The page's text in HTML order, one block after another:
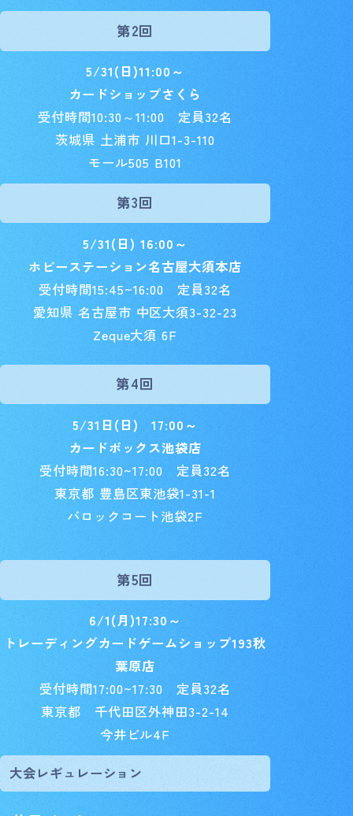
第2回
5/31(日)11:00～
カードショップさくら
受付時間10:30～11:00 定員32名
茨城県 土浦市 川口1-3-110
モール505 B101
第3回
5/31(日) 16:00～
ホビーステーション名古屋大須本店
受付時間15:45~16:00 定員32名
愛知県 名古屋市 中区大須3-32-23
Zeque大須 6F
第4回
5/31日(日) 17:00～
カードボックス池袋店
受付時間16:30~17:00 定員32名
東京都 豊島区東池袋1-31-1
バロックコート池袋2F
第5回
6/1(月)17:30～
トレーディングカードゲームショップ193秋
葉原店
受付時間17:00~17:30 定員32名
東京都 千代田区外神田3-2-14
今井ビル4F
大会レギュレーション